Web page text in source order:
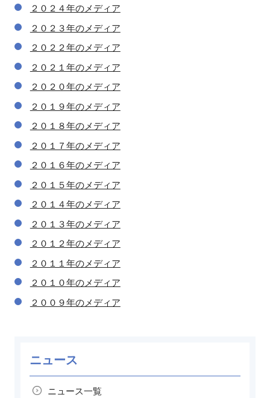
２０２４年のメディア
２０２３年のメディア
２０２２年のメディア
２０２１年のメディア
２０２０年のメディア
２０１９年のメディア
２０１８年のメディア
２０１７年のメディア
２０１６年のメディア
２０１５年のメディア
２０１４年のメディア
２０１３年のメディア
２０１２年のメディア
２０１１年のメディア
２０１０年のメディア
２００９年のメディア
ニュース
ニュース一覧